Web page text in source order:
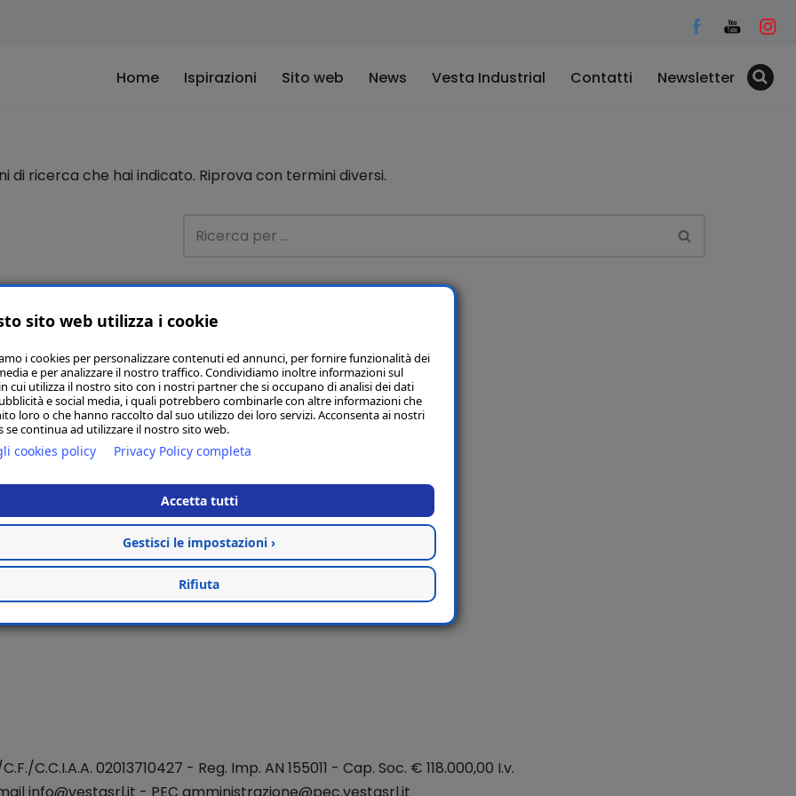
Home Ispirazioni Sito web News Vesta Industrial Contatti Newsletter
di ricerca che hai indicato. Riprova con termini diversi.
C.C.I.A.A. 02013710427 - Reg. Imp. AN 155011 - Cap. Soc. € 118.000,00 I.v.
sito web utilizza i cookie
i cookies per personalizzare contenuti ed annunci, per fornire funzionalità dei
e per analizzare il nostro traffico. Condividiamo inoltre informazioni sul
cui utilizza il nostro sito con i nostri partner che si occupano di analisi dei dati
e social media, i quali potrebbero combinarle con altre informazioni che
loro o che hanno raccolto dal suo utilizzo dei loro servizi. Acconsenta ai nostri
se continua ad utilizzare il nostro sito web.
cookies policy Privacy Policy completa
Accetta tutti
Gestisci le impostazioni ›
Rifiuta